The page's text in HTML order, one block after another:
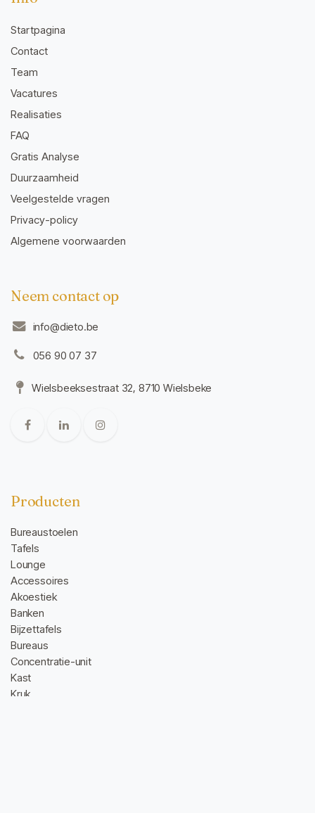
Startpagina
Contact
Team
Vacatures
Realisaties
FAQ
Gratis Analyse
Duurzaamheid
Veelgestelde vragen
Privacy-policy
Algemene voorwaarden
Neem contact op
info@dieto.be
056 90 07 37
Wielsbeeksestraat 32, 8710 Wielsbeke
Producten
Bureaustoelen
Tafels
Lounge
Accessoires
Akoestiek
Banken
Bijzettafels